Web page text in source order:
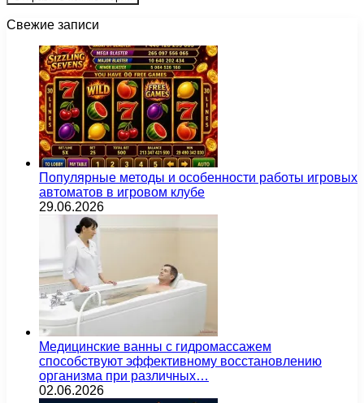
Свежие записи
Популярные методы и особенности работы игровых
автоматов в игровом клубе
29.06.2026
Медицинские ванны с гидромассажем
способствуют эффективному восстановлению
организма при различных…
02.06.2026